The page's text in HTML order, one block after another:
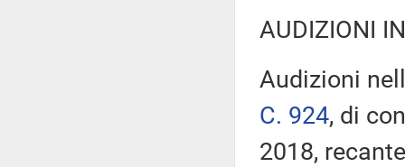
AUDIZIONI
Audizioni
C. 924, di
2018,